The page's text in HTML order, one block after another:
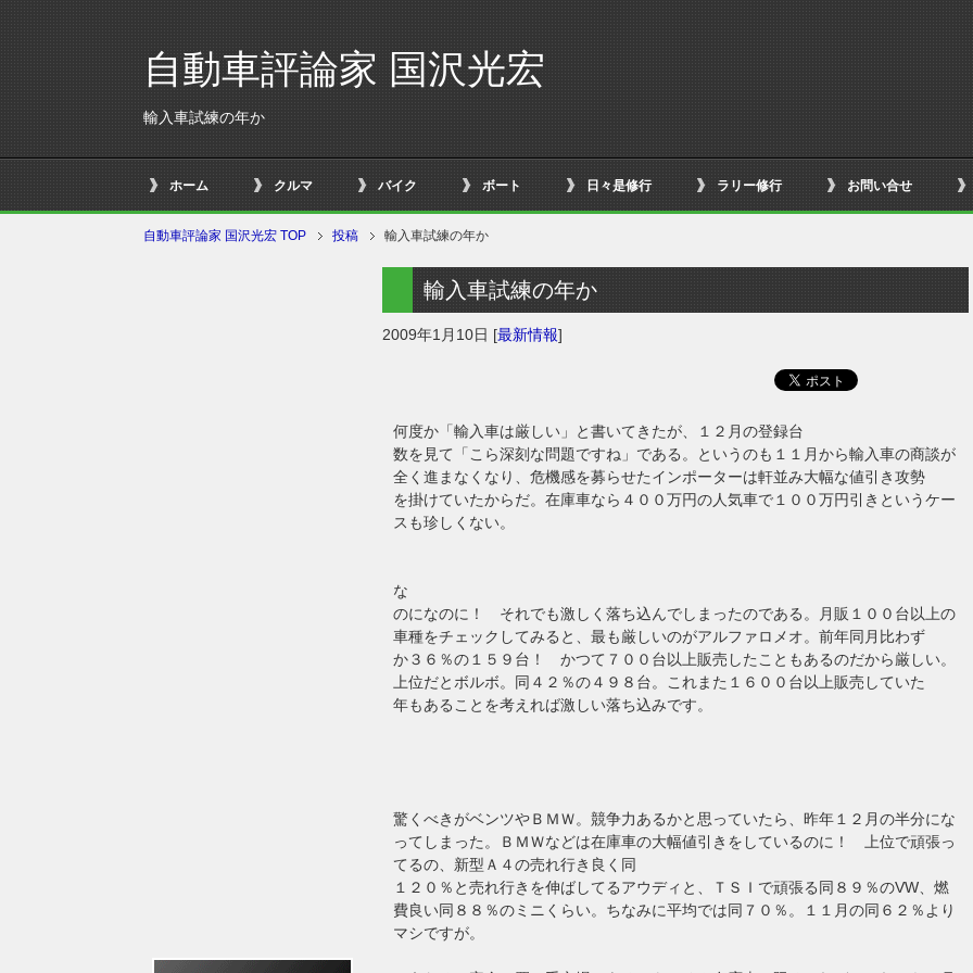
自動車評論家 国沢光宏
輸入車試練の年か
ホーム クルマ バイク ボート 日々是修行 ラリー修行 お問い合せ
自動車評論家 国沢光宏 TOP 投稿 輸入車試練の年か
輸入車試練の年か
2009年1月10日 [最新情報]
何度か「輸入車は厳しい」と書いてきたが、１２月の登録台
数を見て「こら深刻な問題ですね」である。というのも１１月から輸入車の商談が
全く進まなくなり、危機感を募らせたインポーターは軒並み大幅な値引き攻勢
を掛けていたからだ。在庫車なら４００万円の人気車で１００万円引きというケー
スも珍しくない。
な
のになのに！ それでも激しく落ち込んでしまったのである。月販１００台以上の
車種をチェックしてみると、最も厳しいのがアルファロメオ。前年同月比わず
か３６％の１５９台！ かつて７００台以上販売したこともあるのだから厳しい。
上位だとボルボ。同４２％の４９８台。これまた１６００台以上販売していた
年もあることを考えれば激しい落ち込みです。
驚くべきがベンツやＢＭＷ。競争力あるかと思っていたら、昨年１２月の半分にな
ってしまった。ＢＭＷなどは在庫車の大幅値引きをしているのに！ 上位で頑張っ
てるの、新型Ａ４の売れ行き良く同
１２０％と売れ行きを伸ばしてるアウディと、ＴＳＩで頑張る同８９％のVW、燃
費良い同８８％のミニくらい。ちなみに平均では同７０％。１１月の同６２％より
マシですが。